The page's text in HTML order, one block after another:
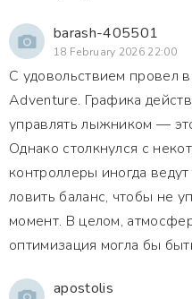
barash-405501
18 February 2026 22:00
С удовольствием провел
Adventure. Графика
управлять лыжником —
Однако столкнулся с
контроллеры иногда
ловить баланс, чтобы не
момент. В целом,
оптимизация могла бы
apostolis